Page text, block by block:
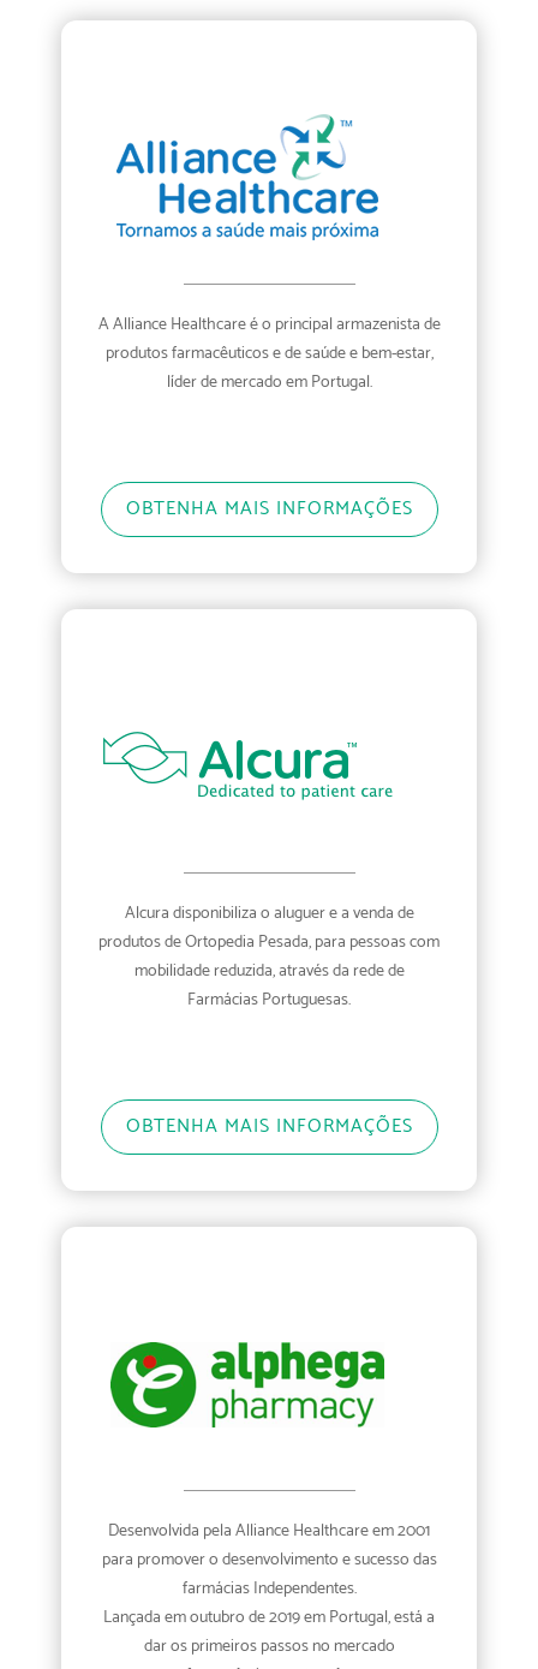
A Alliance Healthcare é o principal armazenista de
produtos farmacêuticos e de saúde e bem-estar,
líder de mercado em Portugal.
OBTENHA MAIS INFORMAÇÕES
Alcura disponibiliza o aluguer e a venda de
produtos de Ortopedia Pesada, para pessoas com
mobilidade reduzida, através da rede de
Farmácias Portuguesas.
OBTENHA MAIS INFORMAÇÕES
Desenvolvida pela Alliance Healthcare em 2001
para promover o desenvolvimento e sucesso das
farmácias Independentes.
Lançada em outubro de 2019 em Portugal, está a
dar os primeiros passos no mercado